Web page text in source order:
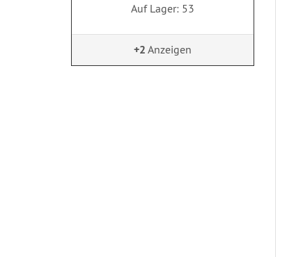
Auf Lager: 53
+2 Anzeigen